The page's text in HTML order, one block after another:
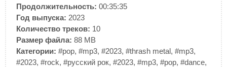
Продолжительность: 00:35:35
Год выпуска: 2023
Количество треков: 10
Размер файла: 88 MB
Категории: #pop, #mp3, #2023, #thrash metal, #mp3,
#2023, #rock, #русский рок, #2023, #mp3, #pop, #dance,